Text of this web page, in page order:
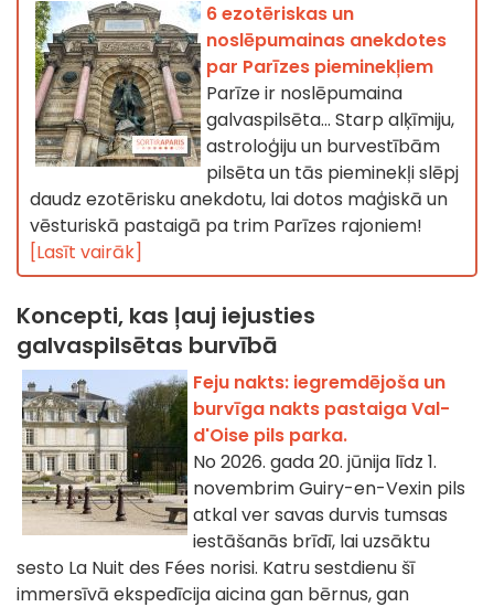
6 ezotēriskas un
noslēpumainas anekdotes
par Parīzes pieminekļiem
Parīze ir noslēpumaina
galvaspilsēta... Starp alķīmiju,
astroloģiju un burvestībām
pilsēta un tās pieminekļi slēpj
daudz ezotērisku anekdotu, lai dotos maģiskā un
vēsturiskā pastaigā pa trim Parīzes rajoniem!
[Lasīt vairāk]
Koncepti, kas ļauj iejusties
galvaspilsētas burvībā
Feju nakts: iegremdējoša un
burvīga nakts pastaiga Val-
d'Oise pils parka.
No 2026. gada 20. jūnija līdz 1.
novembrim Guiry-en-Vexin pils
atkal ver savas durvis tumsas
iestāšanās brīdī, lai uzsāktu
sesto La Nuit des Fées norisi. Katru sestdienu šī
immersīvā ekspedīcija aicina gan bērnus, gan